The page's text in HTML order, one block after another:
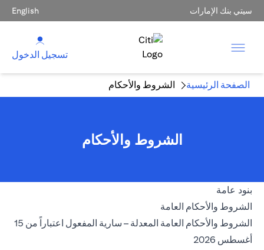
سيتي بنك الإمارات English
تسجيل الدخول
الصفحة الرئيسية الشروط والأحكام
الشروط والأحكام
بنود عامة
الشروط والأحكام العامة
الشروط والأحكام العامة المعدلة – سارية المفعول اعتباراً من 15
أغسطس 2026